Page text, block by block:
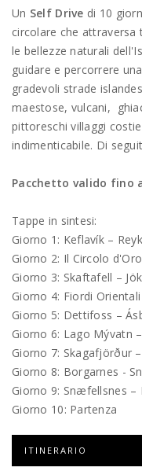
Un Self Drive di 10
circolare che
le bellezze naturali
guidare e percorrere
gradevoli strade
maestose, vulcani,
pittoreschi villaggi
indimenticabile. Di
Pacchetto valido fino
Tappe in sintesi:
Giorno 1: Keflavík –
Giorno 2: Il Circolo
Giorno 3: Skaftafell –
Giorno 4: Fiordi
Giorno 5: Dettifoss –
Giorno 6: Lago Mývatn
Giorno 7: Skagafjörður
Giorno 8: Borgarnes -
Giorno 9: Snæfellsnes –
Giorno 10: Partenza
ITINERARIO